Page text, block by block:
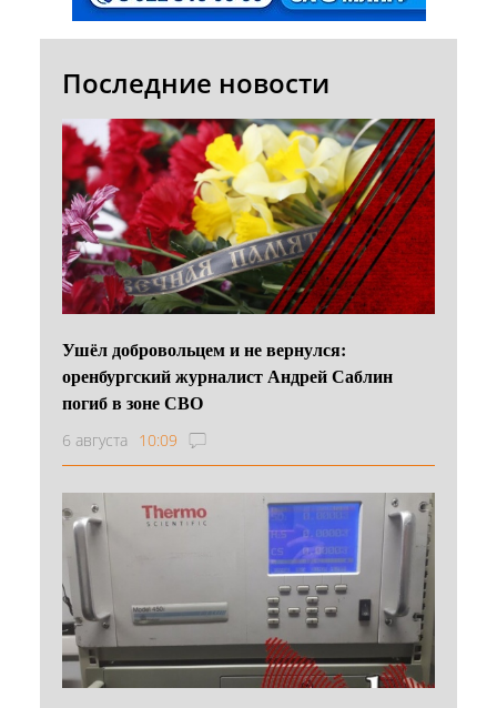
Последние новости
Ушёл добровольцем и не вернулся:
оренбургский журналист Андрей Саблин
погиб в зоне СВО
6 августа 10:09